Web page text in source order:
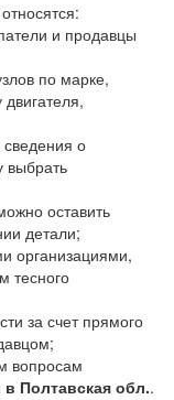
относятся:
и продавцы
по марке,
о
выбрать
оставить
детали;
организациями,
тесного
за счет прямого
вопросам
Полтавская обл..